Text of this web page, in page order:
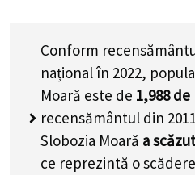
Conform
național în 2022,
Moară este de 1,988de
recensământul din
Slobozia Moară a scăzut
ce reprezintă o